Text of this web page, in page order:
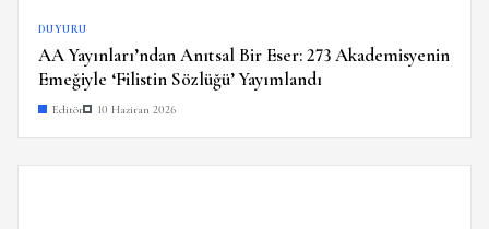
DUYURU
AA Yayınları’ndan Anıtsal Bir Eser: 273 Akademisyenin
Emeğiyle ‘Filistin Sözlüğü’ Yayımlandı
Editör 10 Haziran 2026